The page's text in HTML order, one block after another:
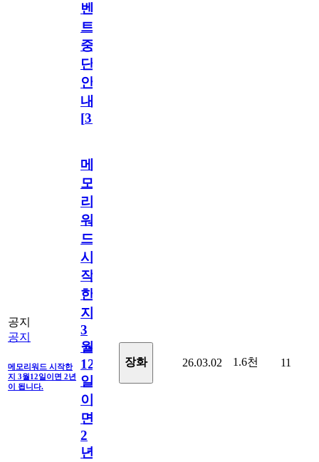
벤
트
중
단
안
내
[31
공지
공지
메모리워드 시작한
지 3월12일이면 2년
이 됩니다.
메
모
리
워
드
시
작
한
지
3
월
12
일
이
면
2
년
장화 26.03.02 1.6천 11